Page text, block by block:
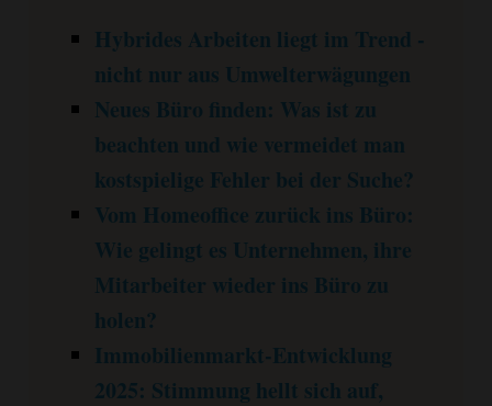
Hybrides Arbeiten liegt im Trend -
nicht nur aus Umwelterwägungen
Neues Büro finden: Was ist zu
beachten und wie vermeidet man
kostspielige Fehler bei der Suche?
Vom Homeoffice zurück ins Büro:
Wie gelingt es Unternehmen, ihre
Mitarbeiter wieder ins Büro zu
holen?
Immobilienmarkt-Entwicklung
2025: Stimmung hellt sich auf,